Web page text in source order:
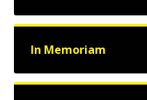
In Memoriam